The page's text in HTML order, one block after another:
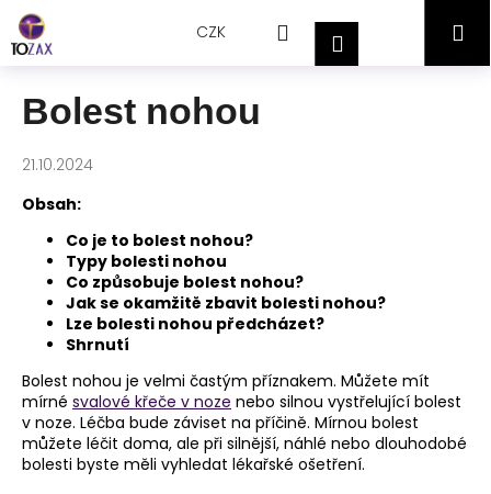
Přejít
obsah
CZK HledatPřihlášeníNákupní
Bolest nohou
21.10.2024
Obsah:
Co je to bolest nohou?
Typy bolesti nohou
Co způsobuje bolest nohou?
Jak se okamžitě zbavit bolesti nohou?
Lze bolesti nohou předcházet?
Shrnutí
Bolest nohou je velmi častým příznakem. Můžete mít
mírné svalové křeče v noze nebo silnou vystřelující bolest
v noze. Léčba bude záviset na příčině. Mírnou bolest
můžete léčit doma, ale při silnější, náhlé nebo dlouhodobé
bolesti byste měli vyhledat lékařské ošetření.
o
C
p
o
j
e
t
e